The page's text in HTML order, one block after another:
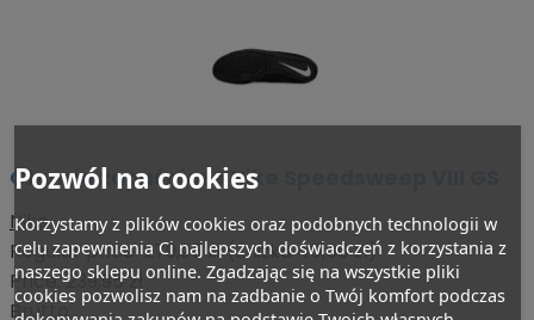
Obuwie zapaśnicze Nike Speedsweep VIII GS
Nike
Regular price:279,95 zł(Zniżka 40,00 zł)
Price:239,95 zł
Brutto
Pozwól na cookies
Korzystamy z plików cookies oraz podobnych technologii w
celu zapewnienia Ci najlepszych doświadczeń z korzystania z
naszego sklepu online. Zgadzając się na wszystkie pliki
cookies pozwolisz nam na zadbanie o Twój komfort podczas